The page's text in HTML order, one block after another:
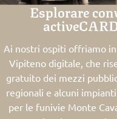
Esplorare
Ai nostri ospiti offriamo
Vipiteno digitale, che
gratuito dei mezzi
regionali e alcuni
per le funivie Monte